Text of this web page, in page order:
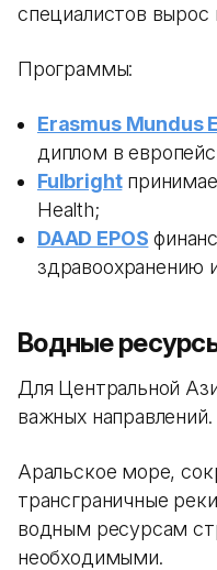
специалистов
Программы:
Erasmus Mundus
диплом в
Fulbright
Health;
DAAD EPOS
здравоохранению
Водные
Для Центральной
важных направлений.
Аральское море,
трансграничные
водным ресурсам
необходимыми.